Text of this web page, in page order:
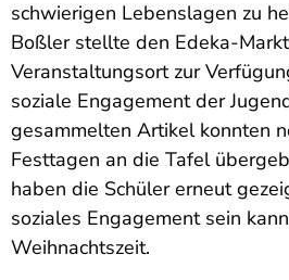
schwierigen Lebenslagen zu
Boßler stellte den Edeka-
Veranstaltungsort zur
soziale Engagement der
gesammelten Artikel konnten
Festtagen an die Tafel
haben die Schüler erneut
soziales Engagement sein
Weihnachtszeit.